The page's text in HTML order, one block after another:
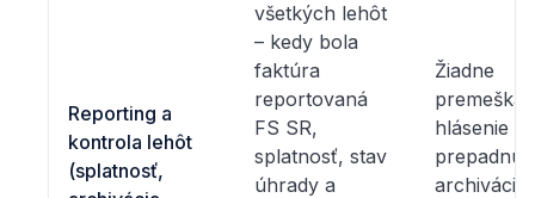
Reporting a
kontrola lehôt
(splatnosť,
všetkých lehôt
– kedy bola
faktúra
reportovaná
FS SR,
splatnosť, stav
úhrady a
Žiadne
hlásenie
archivácia